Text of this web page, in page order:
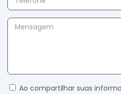
Ao compartilhar suas